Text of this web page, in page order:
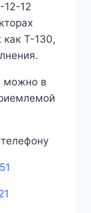
12-12
как Т-130,
можно в